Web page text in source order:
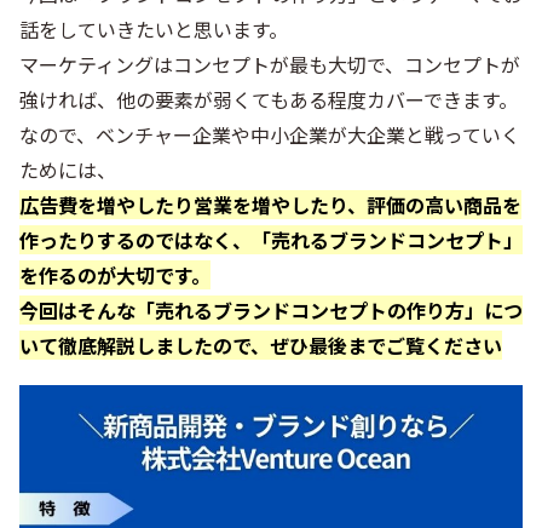
話をしていきたいと思います。
マーケティングはコンセプトが最も大切で、コンセプトが
強ければ、他の要素が弱くてもある程度カバーできます。
なので、ベンチャー企業や中小企業が大企業と戦っていく
ためには、
広告費を増やしたり営業を増やしたり、評価の高い商品を
作ったりするのではなく、「売れるブランドコンセプト」
を作るのが大切です。
今回はそんな「売れるブランドコンセプトの作り方」につ
いて徹底解説しましたので、ぜひ最後までご覧ください